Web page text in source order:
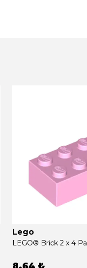
Lego
LEGO® Brick 2 x 4